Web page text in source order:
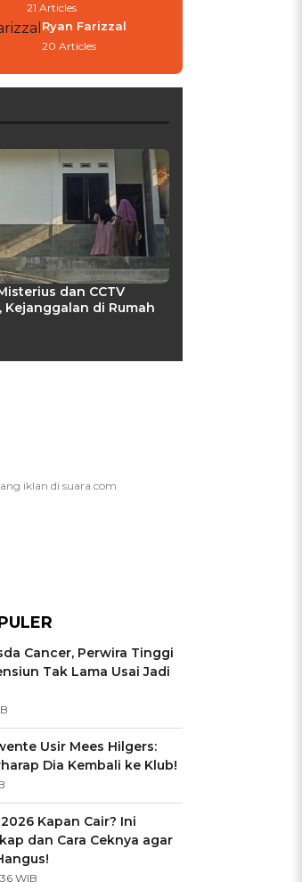
21 Articles
Ryan Farizzal
20 Articles
dan CCTV
Kejanggalan di Rumah
Cancer, Perwira Tinggi
Tak Lama Usai Jadi
Usir Mees Hilgers:
Dia Kembali ke Klub!
Kapan Cair? Ini
dan Cara Ceknya agar
WIB